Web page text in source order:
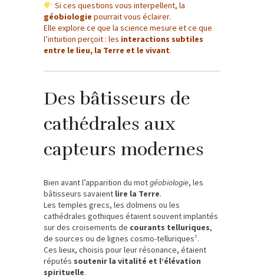
Si ces questions vous interpellent, la
géobiologie pourrait vous éclairer.
Elle explore ce que la science mesure et ce que
l’intuition perçoit : les interactions subtiles
entre le lieu, la Terre et le vivant.
Des bâtisseurs de
cathédrales aux
capteurs modernes
Bien avant l’apparition du motgéobiologie, les
bâtisseurs savaient lire la Terre.
Les temples grecs, les dolmens ou les
cathédrales gothiques étaient souvent implantés
sur des croisements de courants telluriques,
de sources ou de lignes cosmo-telluriques¹.
Ces lieux, choisis pour leur résonance, étaient
réputés soutenir la vitalité et l’élévation
spirituelle.